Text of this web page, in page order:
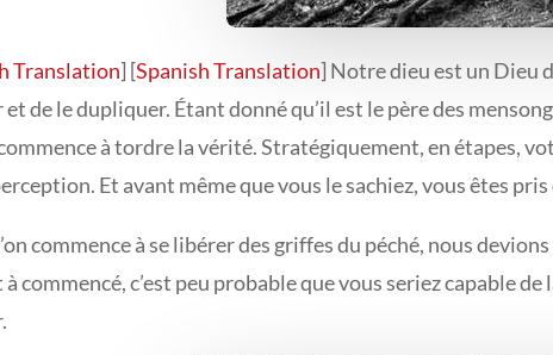
Translation] [Spanish Translation] Notre dieu est un Dieu
de le dupliquer. Étant donné qu’il est le père des
à tordre la vérité. Stratégiquement, en étapes,
Et avant même que vous le sachiez, vous êtes
commence à se libérer des griffes du péché, nous
commencé, c’est peu probable que vous seriez capable